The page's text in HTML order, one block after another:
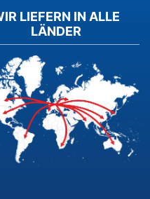
and PERFUMERY,
(0,5-2 mm x
Drehmaschine mit
Achsen-Maschinenzentrum
LIEFERN IN ALLE
LÄNDER